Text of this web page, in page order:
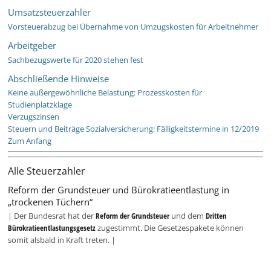
Umsatzsteuerzahler
Vorsteuerabzug bei Übernahme von Umzugskosten für Arbeitnehmer
Arbeitgeber
Sachbezugswerte für 2020 stehen fest
Abschließende Hinweise
Keine außergewöhnliche Belastung: Prozesskosten für
Studienplatzklage
Verzugszinsen
Steuern und Beiträge Sozialversicherung: Fälligkeitstermine in 12/2019
Zum Anfang
Alle Steuerzahler
Reform der Grundsteuer und Bürokratieentlastung in
„trockenen Tüchern“
| Der Bundesrat hat derReform der Grundsteuerund demDritten
Bürokratieentlastungsgesetzzugestimmt. Die Gesetzespakete können
somit alsbald in Kraft treten. |